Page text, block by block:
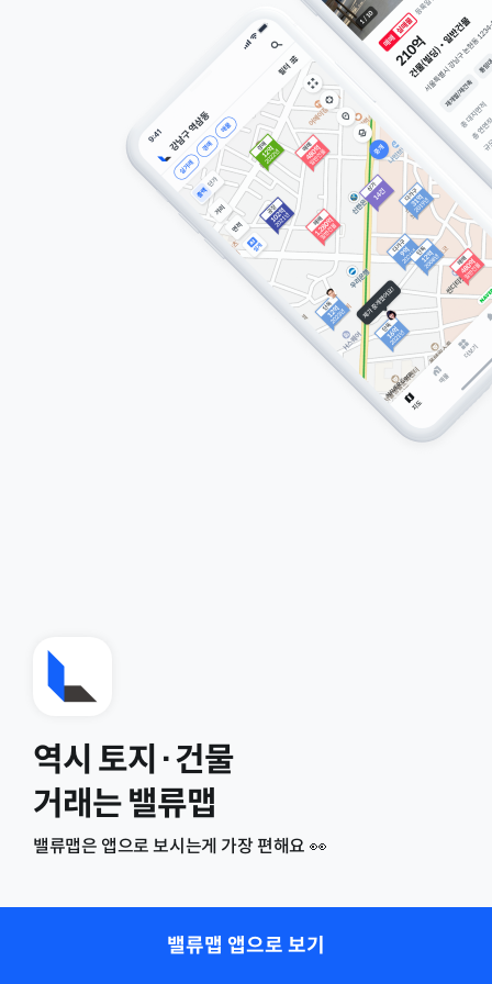
역시 토지·건물
거래는 밸류맵
밸류맵은 앱으로 보시는게 가장 편해요 👀
밸류맵 앱으로 보기